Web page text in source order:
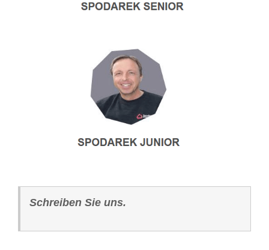
Schreiben Sie uns.